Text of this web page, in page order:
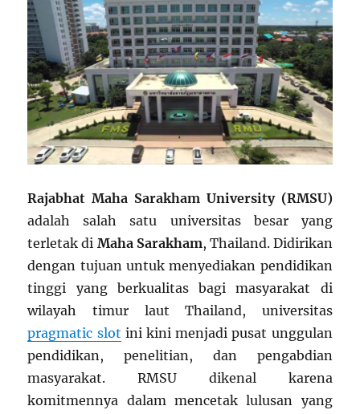
Rajabhat Maha Sarakham University (RMSU)
adalah salah satu universitas besar yang
terletak di Maha Sarakham, Thailand. Didirikan
dengan tujuan untuk menyediakan pendidikan
tinggi yang berkualitas bagi masyarakat di
wilayah timur laut Thailand, universitas
pragmatic slot ini kini menjadi pusat unggulan
pendidikan, penelitian, dan pengabdian
masyarakat. RMSU dikenal karena
komitmennya dalam mencetak lulusan yang